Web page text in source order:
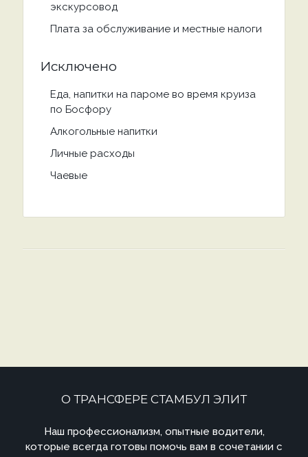
экскурсовод
Плата за обслуживание и местные налоги
Исключено
Еда, напитки на пароме во время круиза
по Босфору
Алкогольные напитки
Личные расходы
Чаевые
О ТРАНСФЕРЕ СТАМБУЛ ЭЛИТ
Наш профессионализм, опытные водители,
которые всегда готовы помочь вам в сочетании с